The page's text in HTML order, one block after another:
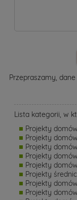
Przepraszamy,
Lista kategorii, w
Projekty
Projekty
Projekty
Projekty
Projekty
Projekty
Projekty
Projekty